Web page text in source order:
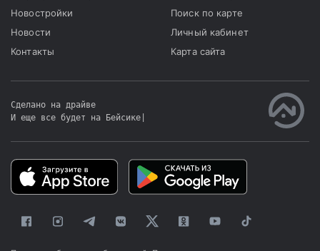
Новостройки
Новости
Контакты
Поиск по карте
Личный кабинет
Карта сайта
Сделано на драйве
И еще все будет на Бейсике